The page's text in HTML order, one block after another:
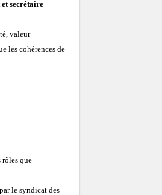
secrétaire
valeur
les cohérences de
rôles que
le syndicat des